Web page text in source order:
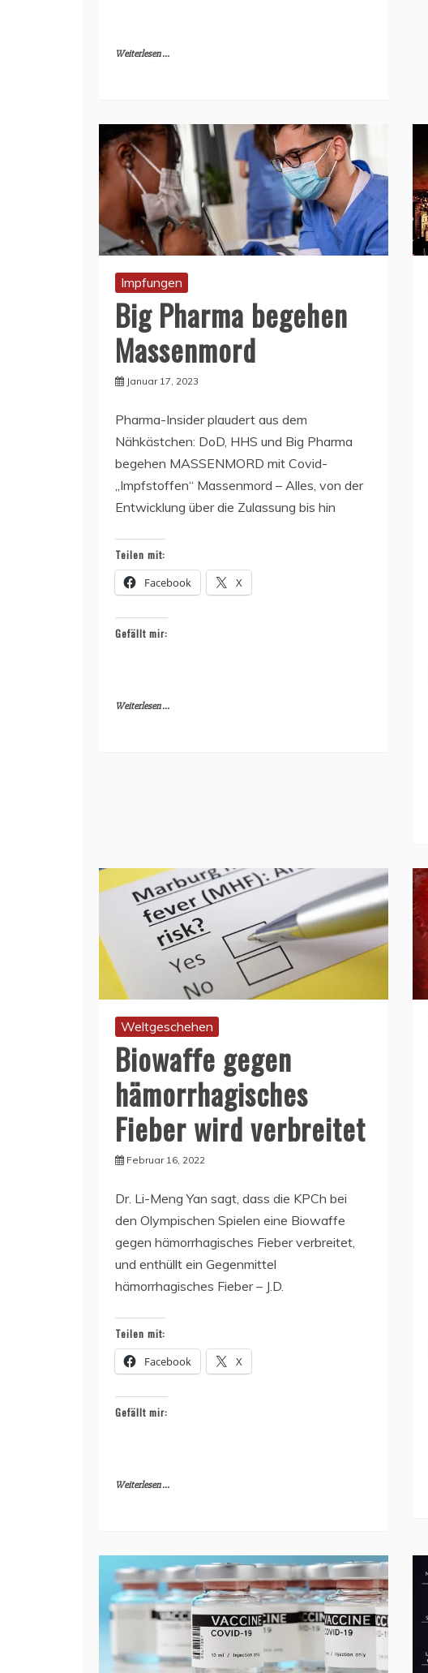
Weiterlesen ...
Impfungen
Big Pharma begehen
Massenmord
Januar 17, 2023
Pharma-Insider plaudert aus dem
Nähkästchen: DoD, HHS und Big Pharma
begehen MASSENMORD mit Covid-
„Impfstoffen“ Massenmord – Alles, von der
Entwicklung über die Zulassung bis hin
Teilen mit:
Facebook X
Gefällt mir:
Weiterlesen ...
Weltgeschehen
Biowaffe gegen
hämorrhagisches
Fieber wird verbreitet
Februar 16, 2022
Dr. Li-Meng Yan sagt, dass die KPCh bei
den Olympischen Spielen eine Biowaffe
gegen hämorrhagisches Fieber verbreitet,
und enthüllt ein Gegenmittel
hämorrhagisches Fieber – J.D.
Teilen mit:
Facebook X
Gefällt mir:
Weiterlesen ...